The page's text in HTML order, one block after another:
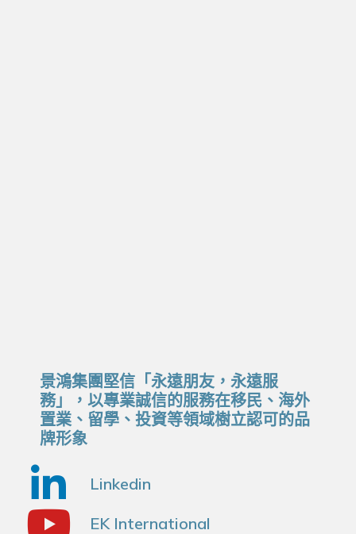
景鴻集團堅信「永遠朋友，永遠服
務」，以專業誠信的服務在移民、海外
置業、留學、投資等領域樹立認可的品
牌形象
Linkedin
EK International